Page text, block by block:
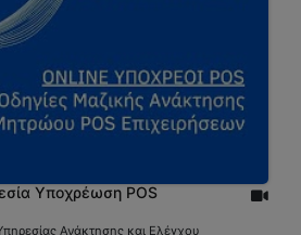
Υποχρέωση POS
Ανάκτησης και Ελέγχου